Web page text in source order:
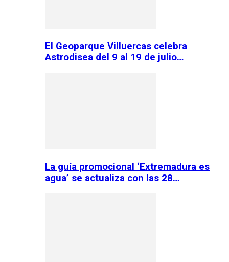
El Geoparque Villuercas celebra
Astrodisea del 9 al 19 de julio…
La guía promocional ‘Extremadura es
agua’ se actualiza con las 28…